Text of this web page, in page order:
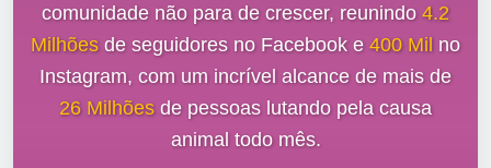
comunidade não para de crescer, reunindo 4.2
Milhõesde seguidores no Facebook e 400 Mil no
Instagram, com um incrível alcance de mais de
26 Milhõesde pessoas lutando pela causa
animal todo mês.